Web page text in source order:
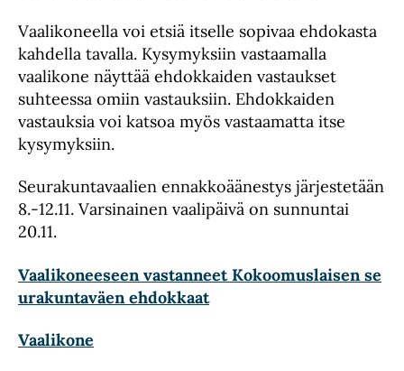
Vaalikoneella voi etsiä itselle sopivaa ehdokasta
kahdella tavalla. Kysymyksiin vastaamalla
vaalikone näyttää ehdokkaiden vastaukset
suhteessa omiin vastauksiin. Ehdokkaiden
vastauksia voi katsoa myös vastaamatta itse
kysymyksiin.
Seurakuntavaalien ennakkoäänestys järjestetään
8.-12.11. Varsinainen vaalipäivä on sunnuntai
20.11.
Vaalikoneeseen vastanneet Kokoomuslaisen se
urakuntaväen ehdokkaat
Vaalikone